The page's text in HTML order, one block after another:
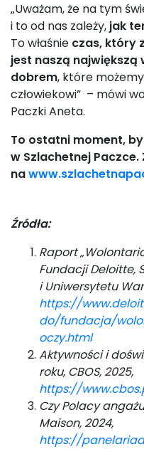
„Uważam, że na tym
i to od nas zależy, jak
To właśnie czas, który
jest naszą
dobrem, które
człowiekowi” – mówi
Paczki Aneta.
To ostatni moment,
w Szlachetnej
na
Źródła:
Raport
Fundacji Deloitte,
i Uniwersytetu
https://
do/fundacja/
oczy.html
Aktywności i
roku, CBOS, 2025,
https://
Czy Polacy
Maison, 2024,
https://